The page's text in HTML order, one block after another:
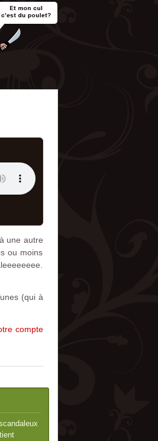
une autre
ou moins
(qui à
compte